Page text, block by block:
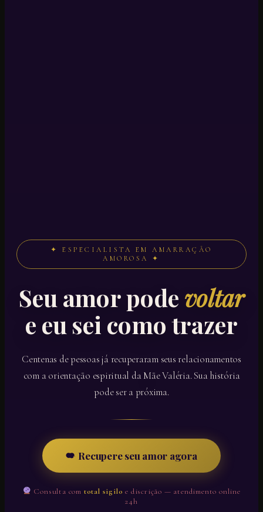
✦ ESPECIALISTA EM AMARRAÇÃO
AMOROSA ✦
Seu amor pode voltar
e eu sei como trazer
Centenas de pessoas já recuperaram seus relacionamentos
com a orientação espiritual da Mãe Valéria. Sua história
pode ser a próxima.
Recupere seu amor agora
Consulta com total sigilo e discrição — atendimento online
24h